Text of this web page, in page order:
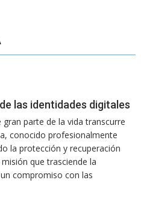
las identidades digitales
gran parte de la vida transcurre
conocido profesionalmente
la protección y recuperación
que trasciende la
compromiso con las